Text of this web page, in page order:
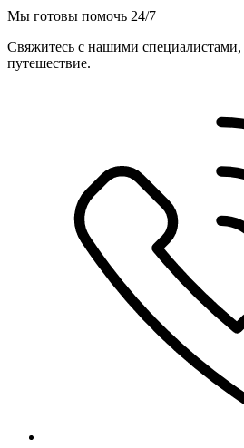
Мы готовы помочь 24/7
Свяжитесь с нашими
путешествие.